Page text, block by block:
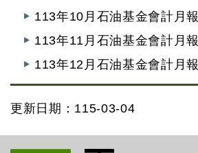
113年10月石油基金會計月報
113年11月石油基金會計月報
113年12月石油基金會計月報
更新日期：115-03-04